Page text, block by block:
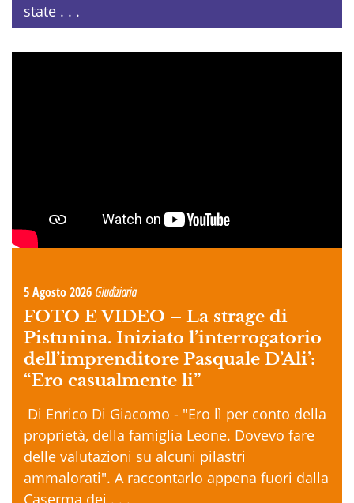
state . . .
5 Agosto 2026 Giudiziaria
FOTO E VIDEO – La strage di
Pistunina. Iniziato l’interrogatorio
dell’imprenditore Pasquale D’Ali’:
“Ero casualmente li”
Di Enrico Di Giacomo - "Ero lì per conto della
proprietà, della famiglia Leone. Dovevo fare
delle valutazioni su alcuni pilastri
ammalorati". A raccontarlo appena fuori dalla
Caserma dei . . .